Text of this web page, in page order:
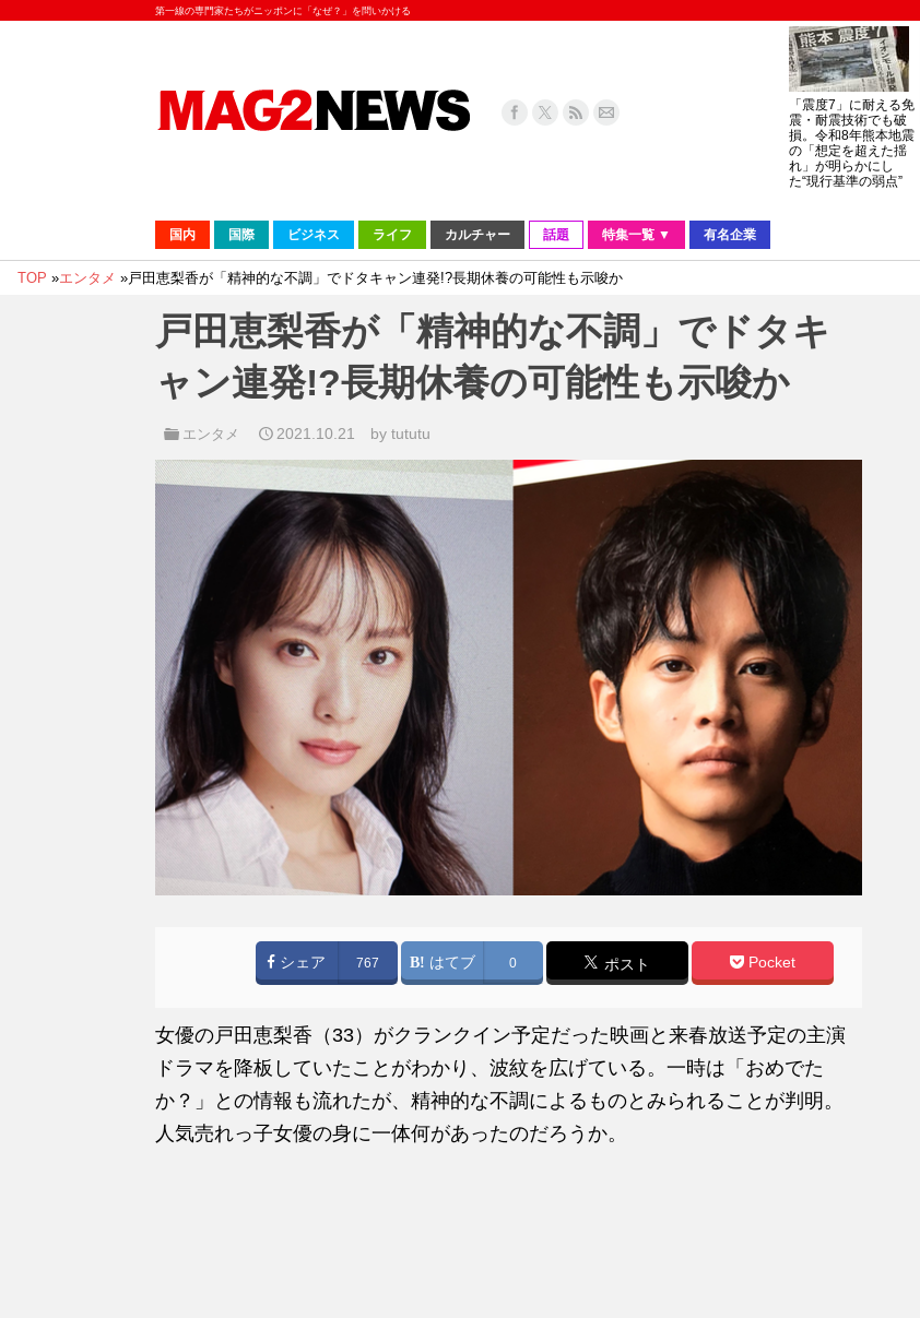
第一線の専門家たちがニッポンに「なぜ？」を問いかける
「震度7」に耐える免
震・耐震技術でも破
損。令和8年熊本地震
の「想定を超えた揺
れ」が明らかにし
た“現行基準の弱点”
国内 国際 ビジネス ライフ カルチャー 話題 特集一覧 ▼ 有名企業
TOP »エンタメ »戸田恵梨香が「精神的な不調」でドタキャン連発!?長期休養の可能性も示唆か
戸田恵梨香が「精神的な不調」でドタキ
ャン連発!?長期休養の可能性も示唆か
エンタメ 2021.10.21 by tututu
シェア 767 はてブ 0 ポスト Pocket
女優の戸田恵梨香（33）がクランクイン予定だった映画と来春放送予定の主演
ドラマを降板していたことがわかり、波紋を広げている。一時は「おめでた
か？」との情報も流れたが、精神的な不調によるものとみられることが判明。
人気売れっ子女優の身に一体何があったのだろうか。